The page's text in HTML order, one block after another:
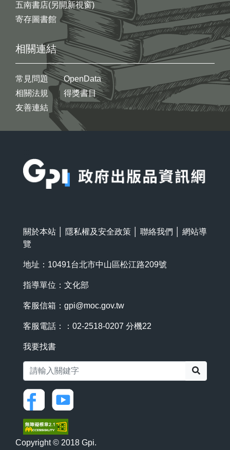
五南書店(另開新視窗)
寄存圖書館
相關連結
常見問題
相關法規
友善連結
OpenData
得獎書目
關於本站 隱私權及安全政策 聯絡我們
網站導
覽
地址：10491台北市中山區松江路209號
指導單位：文化部
客服信箱： gpi@moc.gov.tw
客服電話：：02-2518-0207 分機22
我要找書
Copyright © 2018 Gpi.